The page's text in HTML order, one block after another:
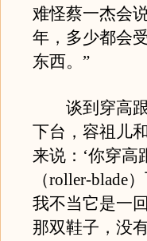
难怪蔡一杰会
年，多少都会
东西。”
谈到穿高跟
下台，容祖儿
来说：‘你穿高
（roller-blade
我不当它是一
那双鞋子，没